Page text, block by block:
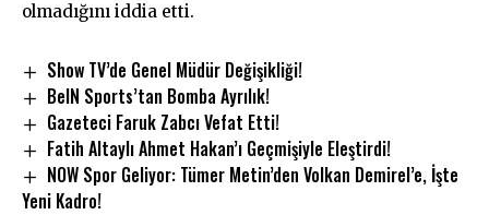
olmadığını iddia etti.
Show TV’de Genel Müdür Değişikliği!
BeIN Sports’tan Bomba Ayrılık!
Gazeteci Faruk Zabcı Vefat Etti!
Fatih Altaylı Ahmet Hakan’ı Geçmişiyle Eleştirdi!
NOW Spor Geliyor: Tümer Metin’den Volkan Demirel’e, İşte
Yeni Kadro!